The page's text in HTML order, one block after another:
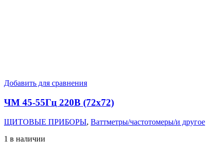
Добавить для сравнения
ЧМ 45-55Гц 220В (72х72)
ЩИТОВЫЕ ПРИБОРЫ, Ваттметры/частотомеры/и другое
1 в наличии